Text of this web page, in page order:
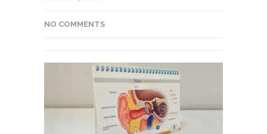
NO COMMENTS